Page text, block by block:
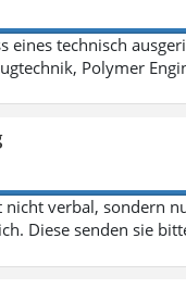
eines technisch
Polymer
verbal, sondern
Diese senden sie